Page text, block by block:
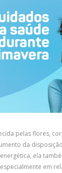
pelas flores,
da
ela
em